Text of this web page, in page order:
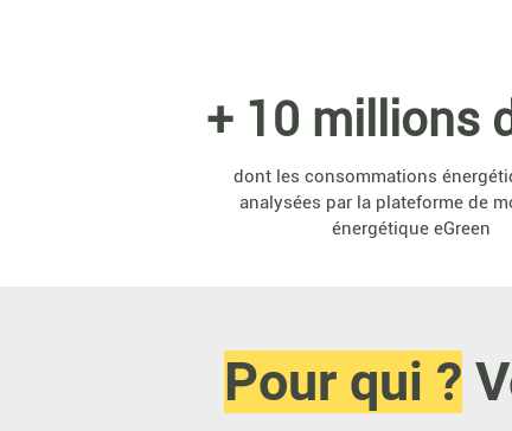
+ 10 millions
dont les consommations
analysées par la plateforme de
énergétique eGreen
Pour qui ?